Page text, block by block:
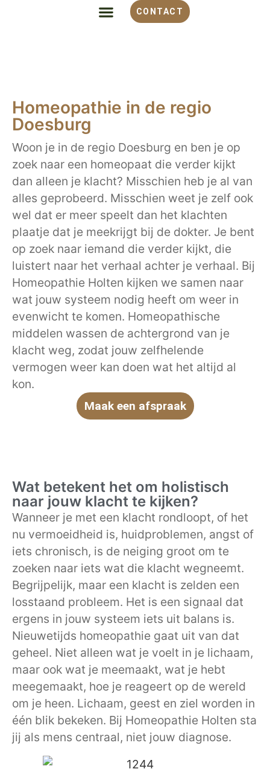
CONTACT
Homeopathie in de regio
Doesburg
Woon je in de regio Doesburg en ben je op
zoek naar een homeopaat die verder kijkt
dan alleen je klacht? Misschien heb je al van
alles geprobeerd. Misschien weet je zelf ook
wel dat er meer speelt dan het klachten
plaatje dat je meekrijgt bij de dokter. Je bent
op zoek naar iemand die verder kijkt, die
luistert naar het verhaal achter je verhaal. Bij
Homeopathie Holten kijken we samen naar
wat jouw systeem nodig heeft om weer in
evenwicht te komen. Homeopathische
middelen wassen de achtergrond van je
klacht weg, zodat jouw zelfhelende
vermogen weer kan doen wat het altijd al
kon.
Maak een afspraak
Wat betekent het om holistisch
naar jouw klacht te kijken?
Wanneer je met een klacht rondloopt, of het
nu vermoeidheid is, huidproblemen, angst of
iets chronisch, is de neiging groot om te
zoeken naar iets wat die klacht wegneemt.
Begrijpelijk, maar een klacht is zelden een
losstaand probleem. Het is een signaal dat
ergens in jouw systeem iets uit balans is.
Nieuwetijds homeopathie gaat uit van dat
geheel. Niet alleen wat je voelt in je lichaam,
maar ook wat je meemaakt, wat je hebt
meegemaakt, hoe je reageert op de wereld
om je heen. Lichaam, geest en ziel worden in
één blik bekeken. Bij Homeopathie Holten sta
jij als mens centraal, niet jouw diagnose.